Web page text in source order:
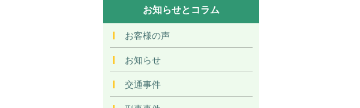
お知らせとコラム
お客様の声
お知らせ
交通事件